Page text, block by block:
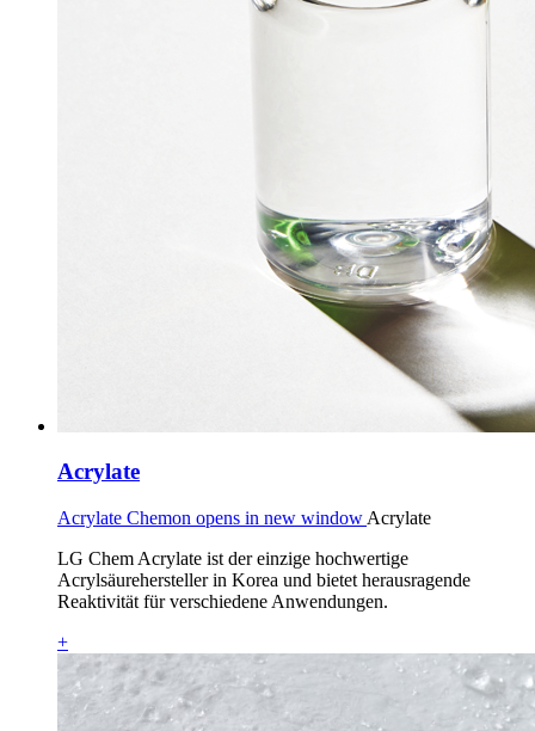
Acrylate
Acrylate Chemon opens in new window Acrylate
LG Chem Acrylate ist der einzige hochwertige
Acrylsäurehersteller in Korea und bietet herausragende
Reaktivität für verschiedene Anwendungen.
+